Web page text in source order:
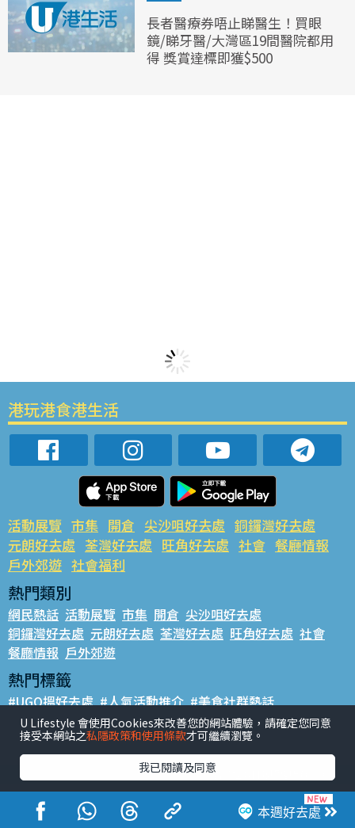
長者醫療券唔止睇醫生！買眼
鏡/睇牙醫/大灣區19間醫院都用
得 獎賞達標即獲$500
本週好去處
港玩港食港生活
活動展覽 市集 開倉 尖沙咀好去處 銅鑼灣好去處
元朗好去處 荃灣好去處 旺角好去處 社會 餐廳情報
戶外郊遊 社會福利
熱門類別
網民熱話 活動展覽 市集 開倉 尖沙咀好去處
銅鑼灣好去處 元朗好去處 荃灣好去處 旺角好去處 社會
餐廳情報 戶外郊遊
熱門標籤
#UGO搵好去處 #人氣活動推介 #美食社群熱話
#親子玩樂好去處 #ULifestyle應用程式 #限時搶
#UJetso禮物放送 #ULifestyle商戶中心 #著數
香港經濟日報版權所有©2026
U Lifestyle 會使用Cookies來改善您的網站體驗，請確定您同意
接受本網站之私隱政策和使用條款才可繼續瀏覽。
我已閱讀及同意